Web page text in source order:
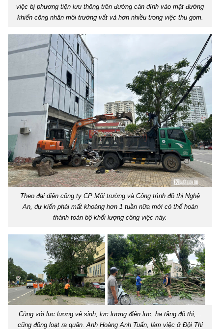
việc bị phương tiện lưu thông trên đường cán dính vào mặt đường
khiến công nhân môi trường vất vả hơn nhiều trong việc thu gom.
Theo đại diện công ty CP Môi trường và Công trình đô thị Nghệ
An, dự kiến phải mất khoảng hơn 1 tuần nữa mới có thể hoàn
thành toàn bộ khối lượng công việc này.
Cùng với lực lượng vệ sinh, lực lượng điện lực, hạ tầng đô thị,...
cũng đồng loạt ra quân. Anh Hoàng Anh Tuấn, làm việc ở Đội Thi